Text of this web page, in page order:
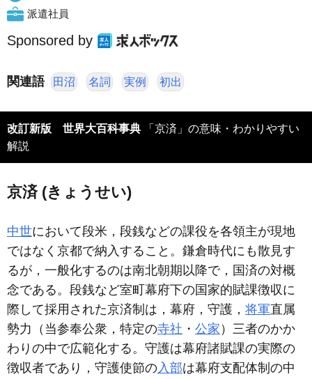
派遣社員
Sponsored by
関連語 田沼 名詞 実例 初出
改訂新版 世界大百科事典 「京済」の意味・わかりやすい
解説
京済 (きょうせい)
中世において段米，段銭などの課役を各領主が現地
ではなく京都で納入すること。鎌倉時代にも散見す
るが，一般化するのは南北朝期以降で，国済の対概
念である。段銭など室町幕府下の国家的賦課徴収に
際して採用された京済制は，幕府，守護， 将軍直属
勢力（当参奉公衆，特定の寺社 ・ 公家 ）三者のかか
わりの中で広範化する。守護は幕府諸賦課の実際の
徴収者であり，守護使節の 入部は幕府支配体制の中